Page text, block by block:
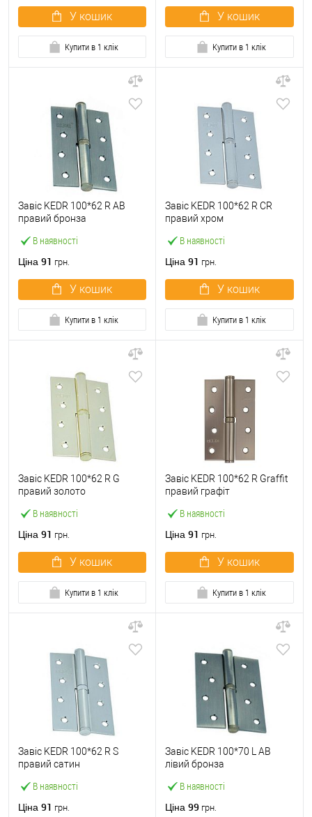
У кошик
Купити в 1 клік
У кошик
Купити в 1 клік
В наявності
Завіс KEDR 100*62 R AB
правий бронза
Ціна 91 грн.
У кошик
Купити в 1 клік
В наявності
Завіс KEDR 100*62 R CR
правий хром
Ціна 91 грн.
У кошик
Купити в 1 клік
В наявності
Завіс KEDR 100*62 R G
правий золото
Ціна 91 грн.
У кошик
Купити в 1 клік
В наявності
Завіс KEDR 100*62 R Graffit
правий графіт
Ціна 91 грн.
У кошик
Купити в 1 клік
В наявності
Завіс KEDR 100*62 R S
правий сатин
Ціна 91 грн.
В наявності
Завіс KEDR 100*70 L AB
лівий бронза
Ціна 99 грн.